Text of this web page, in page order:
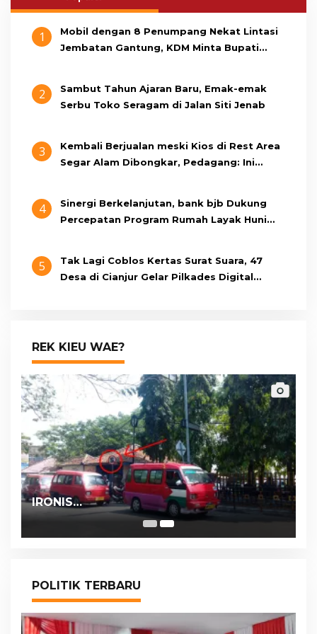
1
Mobil dengan 8 Penumpang Nekat Lintasi
Jembatan Gantung, KDM Minta Bupati
2
Sambut Tahun Ajaran Baru, Emak-emak
Serbu Toko Seragam di Jalan Siti Jenab
3
Kembali Berjualan meski Kios di Rest Area
Segar Alam Dibongkar, Pedagang: Ini
4
Sinergi Berkelanjutan, bank bjb Dukung
Percepatan Program Rumah Layak Huni
5
Tak Lagi Coblos Kertas Surat Suara, 47
Desa di Cianjur Gelar Pilkades Digital
REK KIEU WAE?
IRONIS…
POLITIK TERBARU